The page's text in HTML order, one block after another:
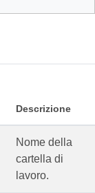
Descrizione
Nome della
cartella di
lavoro.